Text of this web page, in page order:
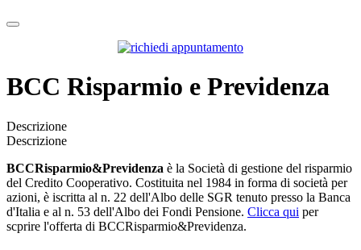
BCC Risparmio e Previdenza
Descrizione
Descrizione
BCCRisparmio&Previdenza è la Società di gestione del risparmio
del Credito Cooperativo. Costituita nel 1984 in forma di società per
azioni, è iscritta al n. 22 dell'Albo delle SGR tenuto presso la Banca
d'Italia e al n. 53 dell'Albo dei Fondi Pensione. Clicca qui per
scprire l'offerta di BCCRisparmio&Previdenza.